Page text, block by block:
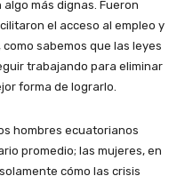
más dignas. Fueron
el acceso al empleo y
sabemos que las leyes
trabajando para eliminar
forma de lograrlo.
hombres ecuatorianos
promedio; las mujeres, en
cómo las crisis